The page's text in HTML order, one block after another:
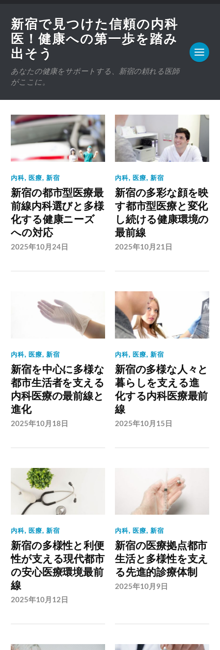
新宿で見つけた信頼の内科
医！健康への第一歩を踏み
出そう
あなたの健康をサポートする、新宿の頼れる医師
がここに。
内科, 医療,新宿
新宿の都市型医療最
前線内科選びと多様
化する健康ニーズ
への対応
2025年10月24日
内科, 医療,新宿
新宿の多彩な顔を映
す都市型医療と変化
し続ける健康環境の
最前線
2025年10月21日
内科,医療,新宿
新宿を中心に多様な
都市生活者を支える
内科医療の最前線と
進化
2025年10月18日
内科,医療,新宿
新宿の多様な人々と
暮らしを支える進
化する内科医療最前
線
2025年10月15日
内科, 医療,新宿
新宿の多様性と利便
性が支える現代都市
の安心医療環境最前
線
2025年10月12日
内科, 医療,新宿
新宿の医療拠点都市
生活と多様性を支え
る先進的診療体制
2025年10月9日